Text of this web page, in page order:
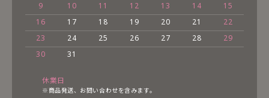
9
10 11 12 13 14
15
16
17 18 19 20 21
22
23
24 25 26 27 28
29
30
31
休業日
※商品発送、お問い合わせを含みます。